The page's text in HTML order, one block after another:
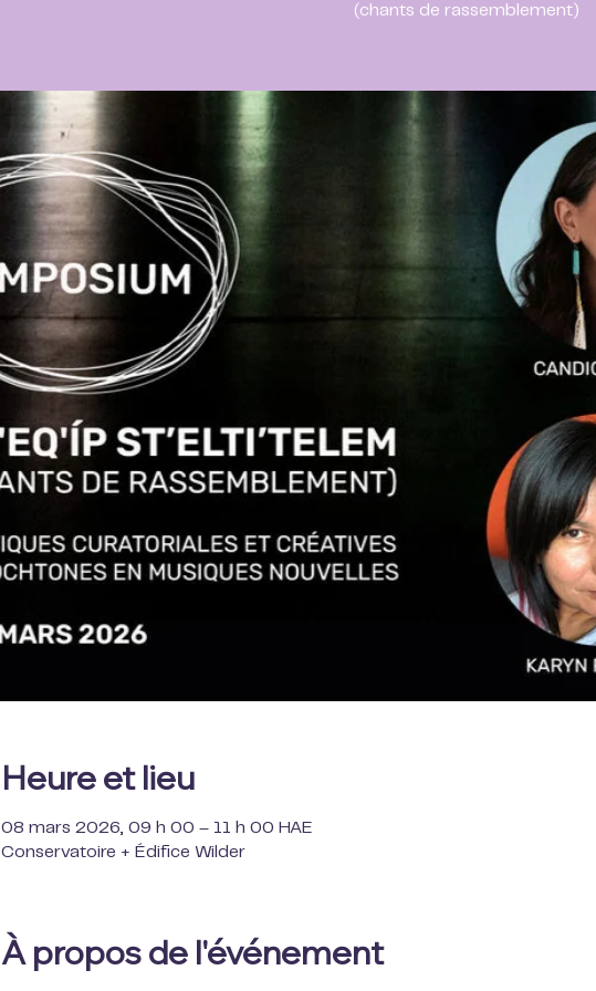
(chants de rassemblement)
Heure et lieu
08 mars 2026, 09 h 00 – 11 h 00 HAE
Conservatoire + Édifice Wilder
À propos de l'événement